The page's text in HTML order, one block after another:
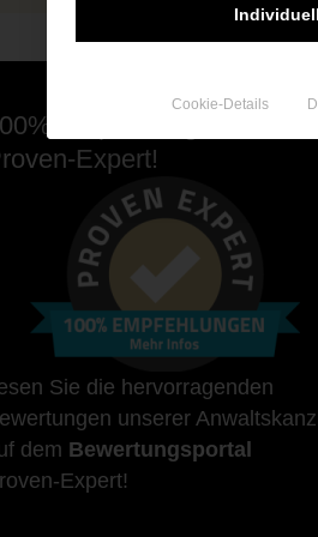
Empfehlungen auf
Expert!
Sie die hervorragenden
unserer
dem Bewertungsportal
Expert!
Cookie-Details